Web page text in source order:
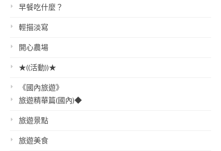
早餐吃什麼？
輕描淡寫
開心農場
★((活動))★
《國內旅遊》
旅遊精華篇(國內)◆
旅遊景點
旅遊美食